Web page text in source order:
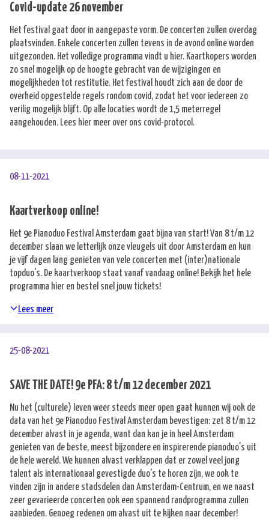
Covid-update 26 november
Het festival gaat door in aangepaste vorm. De concerten zullen overdag
plaatsvinden. Enkele concerten zullen tevens in de avond online worden
uitgezonden. Het volledige programma vindt u hier. Kaartkopers worden
zo snel mogelijk op de hoogte gebracht van de wijzigingen en
mogelijkheden tot restitutie. Het festival houdt zich aan de door de
overheid opgestelde regels rondom covid, zodat het voor iedereen zo
verilig mogelijk blijft. Op alle locaties wordt de 1,5 meterregel
aangehouden. Lees hier meer over ons covid-protocol.
08-11-2021
Kaartverkoop online!
Het 9e Pianoduo Festival Amsterdam gaat bijna van start! Van 8 t/m 12
december slaan we letterlijk onze vleugels uit door Amsterdam en kun
je vijf dagen lang genieten van vele concerten met (inter)nationale
topduo's. De kaartverkoop staat vanaf vandaag online! Bekijk het hele
programma hier en bestel snel jouw tickets!
Lees meer
25-08-2021
SAVE THE DATE! 9e PFA: 8 t/m 12 december 2021
Nu het (culturele) leven weer steeds meer open gaat kunnen wij ook de
data van het 9e Pianoduo Festival Amsterdam bevestigen: zet 8 t/m 12
december alvast in je agenda, want dan kan je in heel Amsterdam
genieten van de beste, meest bijzondere en inspirerende pianoduo's uit
de hele wereld. We kunnen alvast verklappen dat er zowel veel jong
talent als internationaal gevestigde duo's te horen zijn, we ook te
vinden zijn in andere stadsdelen dan Amsterdam-Centrum, en we naast
zeer gevarieerde concerten ook een spannend randprogramma zullen
aanbieden. Genoeg redenen om alvast uit te kijken naar december!